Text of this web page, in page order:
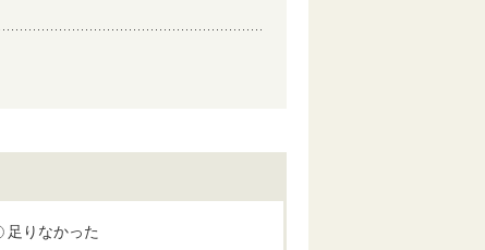
足りなかった